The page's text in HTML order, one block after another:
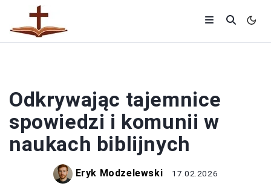
Odkrywając tajemnice
spowiedzi i komunii w
naukach biblijnych
Eryk Modzelewski 17.02.2026